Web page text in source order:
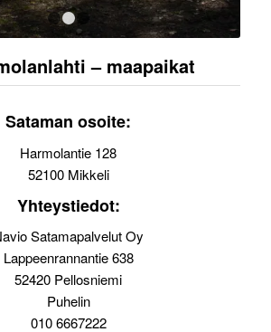
1 2 3
– maapaikat
Sataman osoite:
Harmolantie 128
52100 Mikkeli
Yhteystiedot:
Satamapalvelut Oy
Lappeenrannantie 638
52420 Pellosniemi
Puhelin
010 6667222